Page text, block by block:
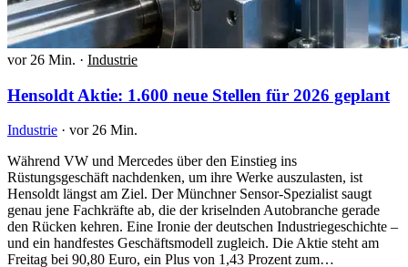
vor 26 Min. · Industrie
Hensoldt Aktie: 1.600 neue Stellen für 2026 geplant
Industrie · vor 26 Min.
Während VW und Mercedes über den Einstieg ins
Rüstungsgeschäft nachdenken, um ihre Werke auszulasten, ist
Hensoldt längst am Ziel. Der Münchner Sensor-Spezialist saugt
genau jene Fachkräfte ab, die der kriselnden Autobranche gerade
den Rücken kehren. Eine Ironie der deutschen Industriegeschichte –
und ein handfestes Geschäftsmodell zugleich. Die Aktie steht am
Freitag bei 90,80 Euro, ein Plus von 1,43 Prozent zum…